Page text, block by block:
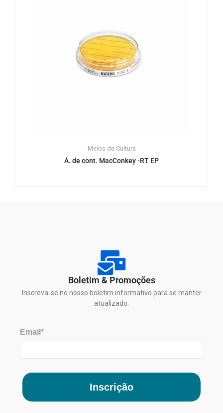
Meios de Cultura
Á. de cont. MacConkey -RT EP
Boletim & Promoções
Inscreva-se no nosso boletim informativo para se manter
atualizado.
Email*
Inscrição